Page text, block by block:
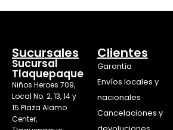
Sucursales
Sucursal
Tlaquepaque
Niños Heroes 709,
Local No. 2, 13, 14 y
15 Plaza Alamo
Center,
Clientes
Garantía
Envíos locales y
nacionales
Cancelaciones y